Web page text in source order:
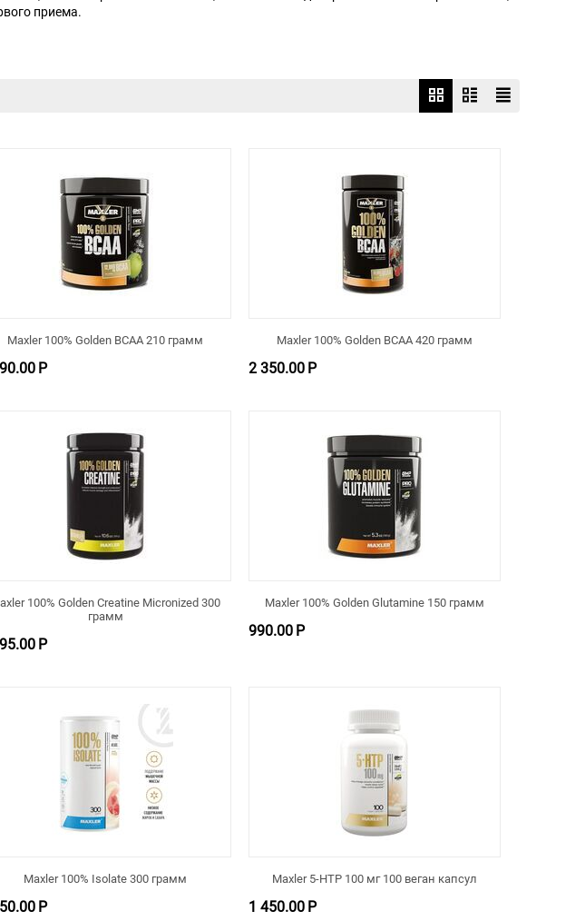
приема.
Maxler 100% Golden BCAA 210 грамм
Р
Maxler 100% Golden BCAA 420 грамм
2 350.00 Р
100% Golden Creatine Micronized 300
грамм
Р
Maxler 100% Golden Glutamine 150 грамм
990.00 Р
Maxler 100% Isolate 300 грамм
Р
Maxler 5-HTP 100 мг 100 веган капсул
1 450.00 Р